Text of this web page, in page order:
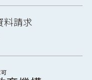
料請求